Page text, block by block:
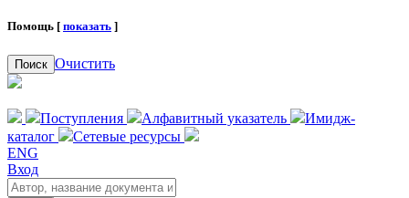
Помощь [ показать ]
Поиск Очистить
Поступления Алфавитный указатель
Имидж-
каталог
Сетевые ресурсы
ENG
Вход